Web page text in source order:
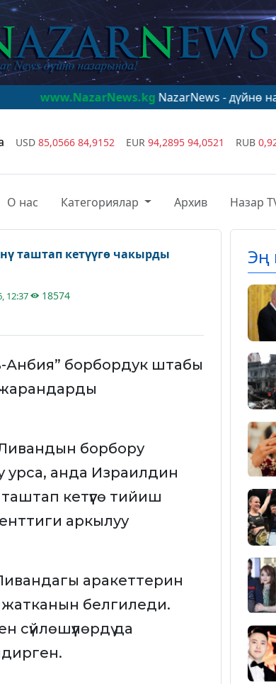
NazarNews - дүйнө назарында!
USD 85,0566 84,9152 EUR 94,2895 94,0521 RUB
О нас Категориялар Архив Назар
таштап кетүүгө чакырды
12:37
18574
Анбия” борбордук штабы
борбору
урса, анда Израилдин
таштап кетүүгө тийиш
аркылуу
аракеттерин
жатканын белгиледи.
да
Эң